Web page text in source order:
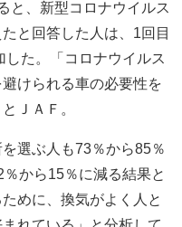
と、新型コロナウイルス
と回答した人は、1回目
た。「コロナウイルス
けられる車の必要性を
ＪＡＦ。
選ぶ人も73％から85％
から15％に減る結果と
めに、換気がよく人と